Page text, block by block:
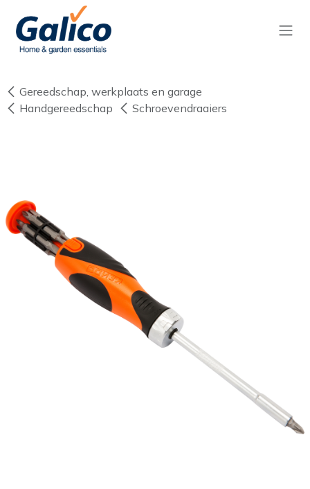
Overslaan naar inhoud
Gereedschap, werkplaats en garage
Handgereedschap
Schroevendraaiers